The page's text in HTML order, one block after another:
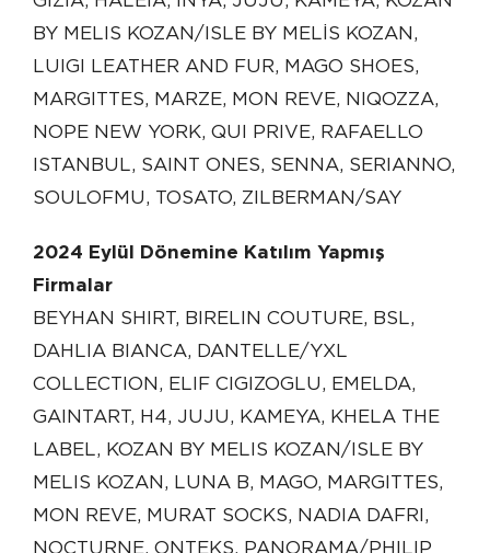
BY MELIS KOZAN/ISLE BY MELİS KOZAN,
LUIGI LEATHER AND FUR, MAGO SHOES,
MARGITTES, MARZE, MON REVE, NIQOZZA,
NOPE NEW YORK, QUI PRIVE, RAFAELLO
ISTANBUL, SAINT ONES, SENNA, SERIANNO,
SOULOFMU, TOSATO, ZILBERMAN/SAY
2024 Eylül Dönemine Katılım Yapmış
Firmalar
BEYHAN SHIRT, BIRELIN COUTURE, BSL,
DAHLIA BIANCA, DANTELLE/YXL
COLLECTION, ELIF CIGIZOGLU, EMELDA,
GAINTART, H4, JUJU, KAMEYA, KHELA THE
LABEL, KOZAN BY MELIS KOZAN/ISLE BY
MELIS KOZAN, LUNA B, MAGO, MARGITTES,
MON REVE, MURAT SOCKS, NADIA DAFRI,
NOCTURNE, ONTEKS, PANORAMA/PHILIP